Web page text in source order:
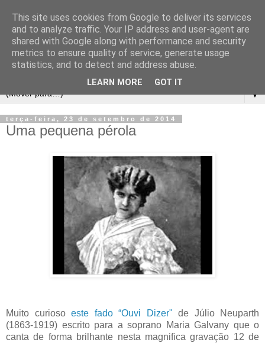
▼
terça-feira, 23 de setembro de 2014
Uma pequena pérola
Muito curioso este fado “Ouvi Dizer" de Júlio Neuparth
(1863-1919) escrito para a soprano Maria Galvany que o
canta de forma brilhante nesta magnifica gravação 12 de
This site uses cookies from Google to deliver its services
and to analyze traffic. Your IP address and user-agent are
shared with Google along with performance and security
metrics to ensure quality of service, generate usage
statistics, and to detect and address abuse.
LEARN MORE GOT IT